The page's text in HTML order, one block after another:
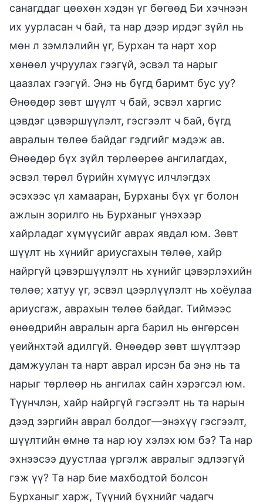
санагддаг цөөхөн хэдэн үг бөгөөд Би хэчнээн
их уурласан ч бай, та нар дээр ирдэг зүйл нь
мөн л зэмлэлийн үг, Бурхан та нарт хор
хөнөөл учруулах гээгүй, эсвэл та нарыг
цаазлах гээгүй. Энэ нь бүгд баримт бус уу?
Өнөөдөр зөвт шүүлт ч бай, эсвэл харгис
цэвдэг цэвэршүүлэлт, гэсгээлт ч бай, бүгд
авралын төлөө байдаг гэдгийг мэдэж ав.
Өнөөдөр бүх зүйл төрлөөрөө ангилагдах,
эсвэл төрөл бүрийн хүмүүс илчлэгдэх
эсэхээс үл хамааран, Бурханы бүх үг болон
ажлын зорилго нь Бурханыг үнэхээр
хайрладаг хүмүүсийг аврах явдал юм. Зөвт
шүүлт нь хүнийг ариусгахын төлөө, хайр
найргүй цэвэршүүлэлт нь хүнийг цэвэрлэхийн
төлөө; хатуу үг, эсвэл цээрлүүлэлт нь хоёулаа
ариусгаж, аврахын төлөө байдаг. Тиймээс
өнөөдрийн авралын арга барил нь өнгөрсөн
үеийнхтэй адилгүй. Өнөөдөр зөвт шүүлтээр
дамжуулан та нарт аврал ирсэн ба энэ нь та
нарыг төрлөөр нь ангилах сайн хэрэгсэл юм.
Түүнчлэн, хайр найргүй гэсгээлт нь та нарын
дээд зэргийн аврал болдог—энэхүү гэсгээлт,
шүүлтийн өмнө та нар юу хэлэх юм бэ? Та нар
эхнээсээ дуустлаа үргэлж авралыг эдлээгүй
гэж үү? Та нар бие махбодтой болсон
Бурханыг харж, Түүний бүхнийг чадагч